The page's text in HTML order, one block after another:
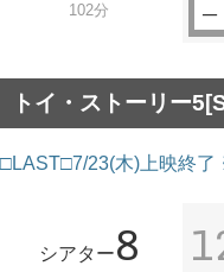
102分
トイ・ストーリー
□LAST□7/23(木)上映終
シアター8